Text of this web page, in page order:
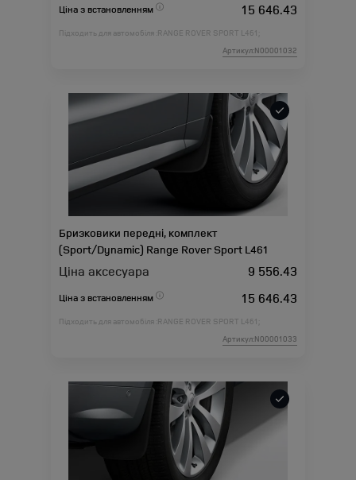
Ціна з встановленням 15 646.43
Підходить для автомобіля : RANGE ROVER SPORT L461;
Артикул:N00001032
Бризковики передні, комплект
(Sport/Dynamic) Range Rover Sport L461
Ціна аксесуара 9 556.43
Ціна з встановленням 15 646.43
Підходить для автомобіля : RANGE ROVER SPORT L461;
Артикул:N00001033